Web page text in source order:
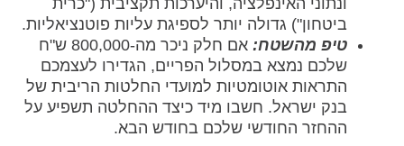
ונתוני האינפלציה, והיערכות תקציבית ("כרית
ביטחון") גדולה יותר לספיגת עליות פוטנציאליות.
טיפ מהשטח:
אם חלק ניכר מה-800,000 ש"ח
שלכם נמצא במסלול הפריים, הגדירו לעצמכם
התראות אוטומטיות למועדי החלטות הריבית של
בנק ישראל. חשבו מיד כיצד ההחלטה תשפיע על
ההחזר החודשי שלכם בחודש הבא.